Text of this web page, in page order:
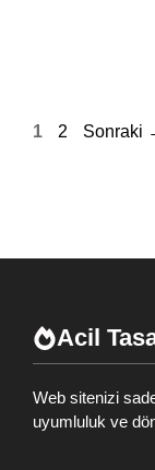
Sayfa
1 Sayfa
2 Sonraki
Acil
Web sitenizi
uyumluluk ve